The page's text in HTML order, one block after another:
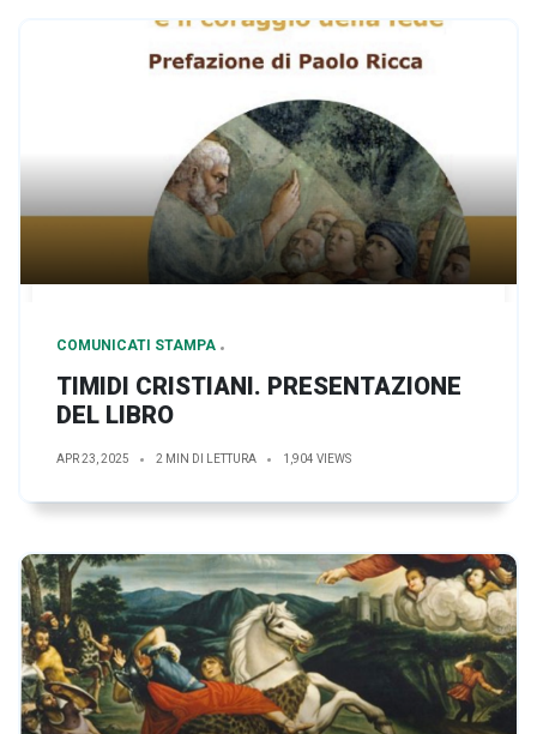
COMUNICATI STAMPA
TIMIDI CRISTIANI. PRESENTAZIONE
DEL LIBRO
APR 23, 2025 2 MIN DI LETTURA 1,904 VIEWS